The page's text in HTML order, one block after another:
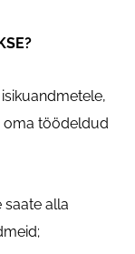
oma töödeldud
saate alla